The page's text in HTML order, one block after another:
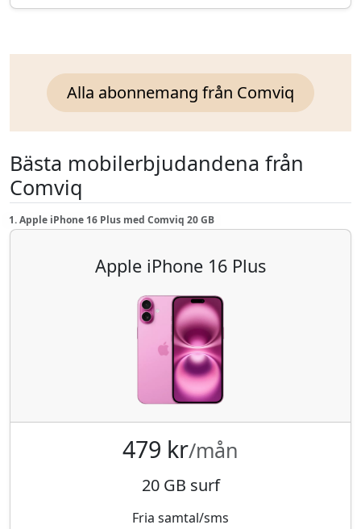
Alla abonnemang från Comviq
Bästa mobilerbjudandena från
Comviq
1. Apple iPhone 16 Plus med Comviq 20 GB
Apple iPhone 16 Plus
479 kr/mån
20 GB surf
Fria samtal/sms